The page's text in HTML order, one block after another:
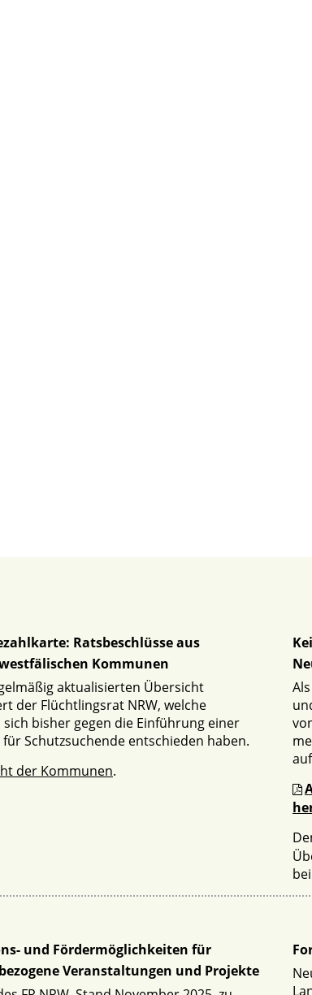
Ratsbeschlüsse aus
Kommunen
aktualisierten Übersicht
der Flüchtlingsrat NRW, welche
bisher gegen die Einführung einer
für Schutzsuchende entschieden haben.
der Kommunen.
und Fördermöglichkeiten für
Veranstaltungen und Projekte